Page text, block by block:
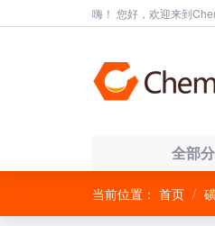
嗨！ 您好，欢迎来到
全部
当前位置： 首页